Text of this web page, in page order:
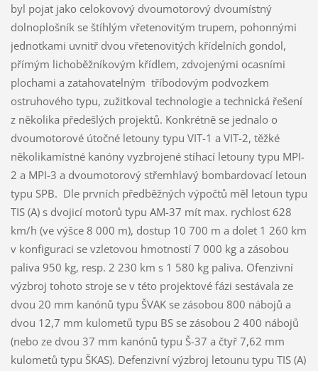
byl pojat jako celokovový dvoumotorový dvoumístný
dolnoplošník se štíhlým vřetenovitým trupem, pohonnými
jednotkami uvnitř dvou vřetenovitých křídelních gondol,
přímým lichoběžníkovým křídlem, zdvojenými ocasními
plochami a zatahovatelným tříbodovým podvozkem
ostruhového typu, zužitkoval technologie a technická řešení
z několika předešlých projektů. Konkrétně se jednalo o
dvoumotorové útočné letouny typu VIT-1 a VIT-2, těžké
několikamístné kanóny vyzbrojené stíhací letouny typu MPI-
2 a MPI-3 a dvoumotorový střemhlavý bombardovací letoun
typu SPB. Dle prvních předběžných výpočtů měl letoun typu
TIS (A) s dvojicí motorů typu AM-37 mít max. rychlost 628
km/h (ve výšce 8 000 m), dostup 10 700 m a dolet 1 260 km
v konfiguraci se vzletovou hmotností 7 000 kg a zásobou
paliva 950 kg, resp. 2 230 km s 1 580 kg paliva. Ofenzivní
výzbroj tohoto stroje se v této projektové fázi sestávala ze
dvou 20 mm kanónů typu ŠVAK se zásobou 800 nábojů a
dvou 12,7 mm kulometů typu BS se zásobou 2 400 nábojů
(nebo ze dvou 37 mm kanónů typu Š-37 a čtyř 7,62 mm
kulometů typu ŠKAS). Defenzivní výzbroj letounu typu TIS (A)